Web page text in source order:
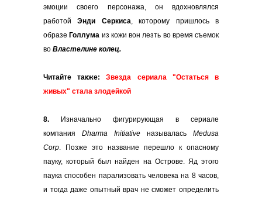
эмоции своего персонажа, он вдохновлялся
работойЭнди Серкиса, которому пришлось в
образе Голлума из кожи вон лезть во время съемок
во Властелине колец.
Читайте также:Звезда сериала "Остаться в
живых" стала злодейкой
8.
Изначально фигурирующая в сериале
компания Dharma Initiative называлась Medusa
Corp. Позже это название перешло к опасному
пауку, который был найден на Острове. Яд этого
паука способен парализовать человека на 8 часов,
и тогда даже опытный врач не сможет определить